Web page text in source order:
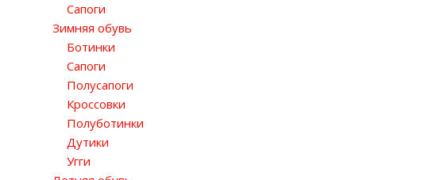
Сапоги
Зимняя обувь
Ботинки
Сапоги
Полусапоги
Кроссовки
Полуботинки
Дутики
Угги